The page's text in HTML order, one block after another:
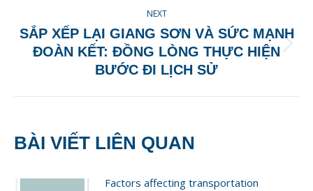
NEXT
Next
post:
SẮP XẾP LẠI GIANG SƠN VÀ SỨC MẠNH
ĐOÀN KẾT: ĐỒNG LÒNG THỰC HIỆN
BƯỚC ĐI LỊCH SỬ
BÀI VIẾT LIÊN QUAN
Factors affecting transportation